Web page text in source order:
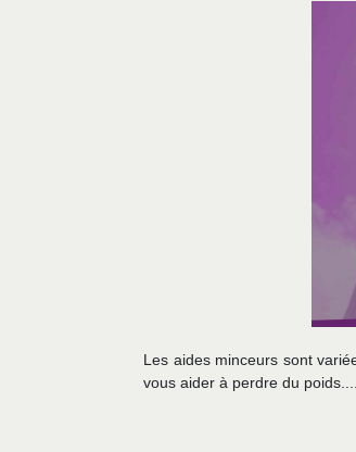
Les aides minceurs sont
vous aider à perdre du poids....